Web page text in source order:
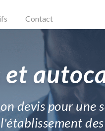
Contact
devis pour une